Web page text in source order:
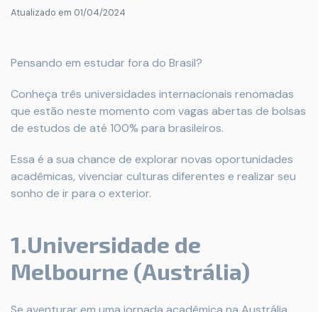
Atualizado em 01/04/2024
Pensando em estudar fora do Brasil?
Conheça três universidades internacionais renomadas
que estão neste momento com vagas abertas de bolsas
de estudos de até 100% para brasileiros.
Essa é a sua chance de explorar novas oportunidades
acadêmicas, vivenciar culturas diferentes e realizar seu
sonho de ir para o exterior.
1.Universidade de
Melbourne (Austrália)